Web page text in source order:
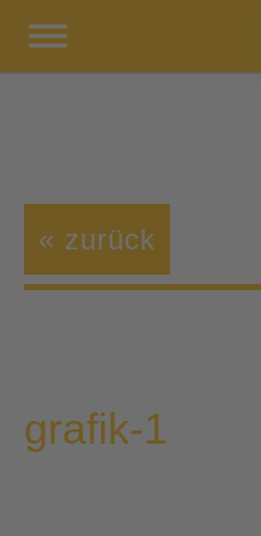
« zurück
grafik-1